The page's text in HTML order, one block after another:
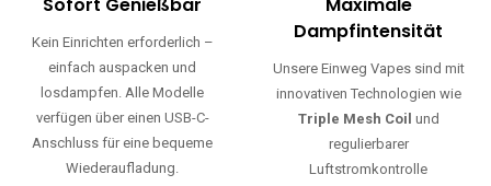
Kein Einrichten erforderlich –
einfach auspacken und
losdampfen. Alle Modelle
verfügen über einen USB-C-
Anschluss für eine bequeme
Wiederaufladung.
Dampfintensität
Unsere Einweg Vapes sind mit
innovativen Technologien wie
Triple Mesh Coil und
regulierbarer
Luftstromkontrolle